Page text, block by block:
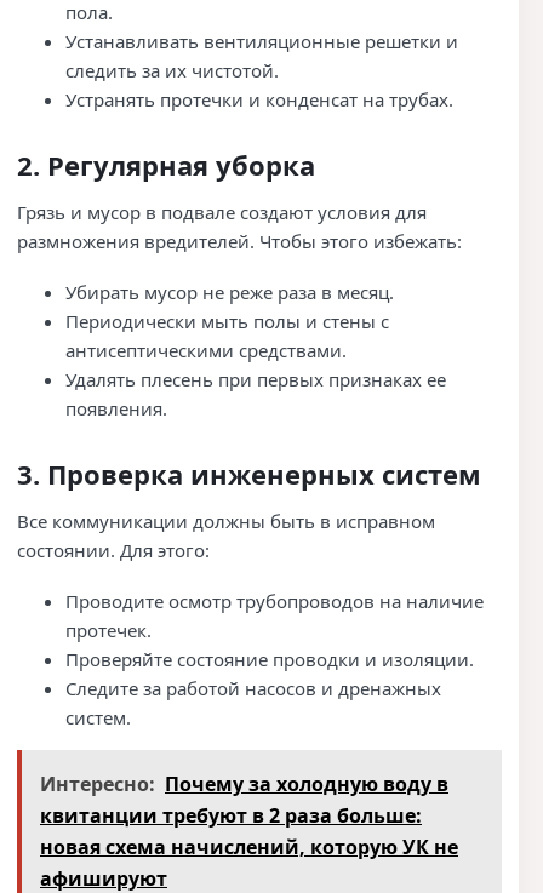
пола.
Устанавливать вентиляционные решетки и
следить за их чистотой.
Устранять протечки и конденсат на трубах.
2. Регулярная уборка
Грязь и мусор в подвале создают условия для
размножения вредителей. Чтобы этого избежать:
Убирать мусор не реже раза в месяц.
Периодически мыть полы и стены с
антисептическими средствами.
Удалять плесень при первых признаках ее
появления.
3. Проверка инженерных систем
Все коммуникации должны быть в исправном
состоянии. Для этого:
Проводите осмотр трубопроводов на наличие
протечек.
Проверяйте состояние проводки и изоляции.
Следите за работой насосов и дренажных
систем.
Интересно: Почему за холодную воду в
квитанции требуют в 2 раза больше:
новая схема начислений, которую УК не
афишируют